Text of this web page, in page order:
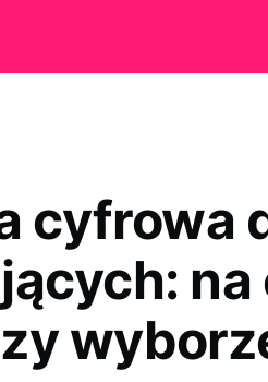
cyfrowa